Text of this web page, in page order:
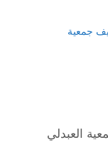
جمعية
العبدلي